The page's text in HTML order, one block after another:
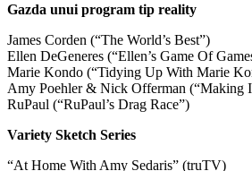
Gazda unui program tip reality
James Corden (“The World’s Best”)
Ellen DeGeneres (“Ellen’s Game Of
Marie Kondo (“Tidying Up With Marie
Amy Poehler & Nick Offerman (“Making
RuPaul (“RuPaul’s Drag Race”)
Variety Sketch Series
“At Home With Amy Sedaris” (truTV)